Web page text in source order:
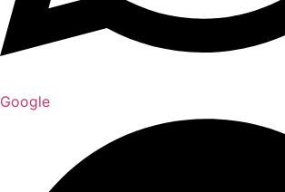
Google